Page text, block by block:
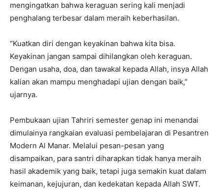
mengingatkan bahwa keraguan sering kali menjadi
penghalang terbesar dalam meraih keberhasilan.
“Kuatkan diri dengan keyakinan bahwa kita bisa.
Keyakinan jangan sampai dihilangkan oleh keraguan.
Dengan usaha, doa, dan tawakal kepada Allah, insya Allah
kalian akan mampu menghadapi ujian dengan baik,”
ujarnya.
Pembukaan ujian Tahriri semester genap ini menandai
dimulainya rangkaian evaluasi pembelajaran di Pesantren
Modern Al Manar. Melalui pesan-pesan yang
disampaikan, para santri diharapkan tidak hanya meraih
hasil akademik yang baik, tetapi juga semakin kuat dalam
keimanan, kejujuran, dan kedekatan kepada Allah SWT.